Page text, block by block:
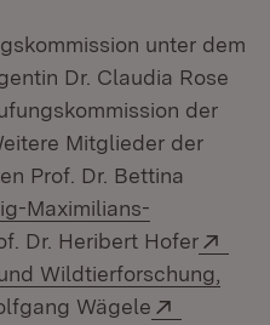
unter dem
Dr. Claudia Rose
der
Mitglieder der
Prof. Dr. Bettina
Maximilians-
in neuem Fenster)
Dr. Heribert Hofer
Wildtierforschung,
Wägele